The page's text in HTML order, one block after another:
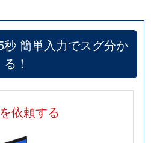
秒 簡単入力でスグ分か
る！
依頼する